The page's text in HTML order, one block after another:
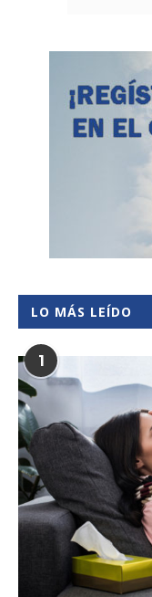
LO MÁS LEÍDO
1